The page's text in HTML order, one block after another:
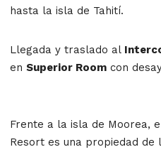
hasta la isla de Tahití.
Llegada y traslado al
en Superior Room con
Frente a la isla de Moorea,
Resort es una propiedad de